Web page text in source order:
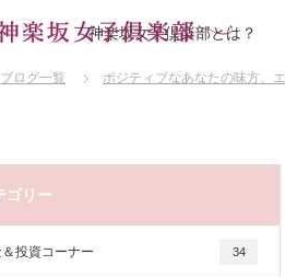
神楽坂女子倶楽部とは？
ブログ一覧
ポジティブなあなたの味方、
ゴリー
＆投資コーナー 34